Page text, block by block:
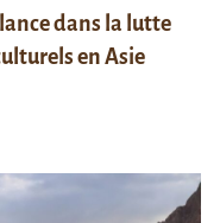
dans la lutte
en Asie